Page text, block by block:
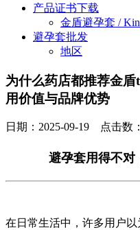
产品证书下载
金盾避孕套 /
避孕套批发
地区
为什么药店都推荐金
用价值与品牌优势
日期：2025-09-19 点击数：
避孕套用得不对
在日常生活中，许多用户以